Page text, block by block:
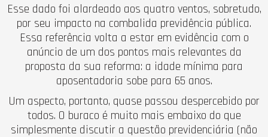
Esse dado foi alardeado aos quatro ventos, sobretudo,
por seu impacto na combalida previdência pública.
Essa referência volta a estar em evidência com o
anúncio de um dos pontos mais relevantes da
proposta da sua reforma: a idade mínima para
aposentadoria sobe para 65 anos.
Um aspecto, portanto, quase passou despercebido por
todos. O buraco é muito mais embaixo do que
simplesmente discutir a questão previdenciária (não